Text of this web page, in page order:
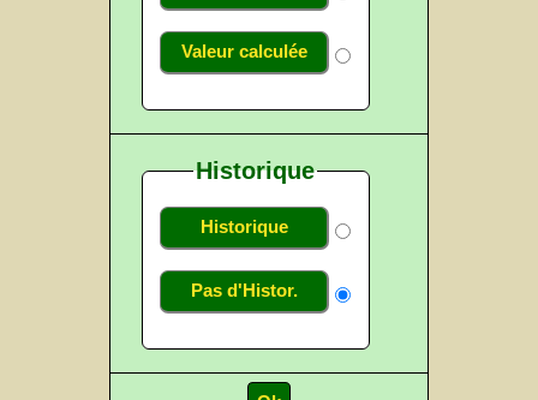
Valeur calculée
Historique
Historique
Pas d'Histor.